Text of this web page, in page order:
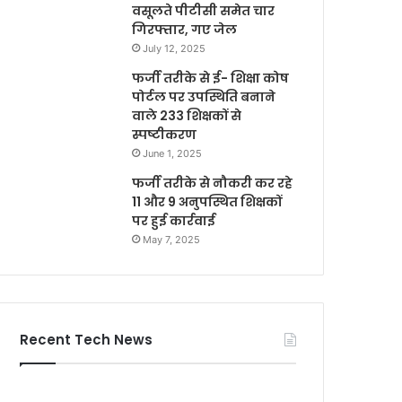
वसूलते पीटीसी समेत चार
गिरफ्तार, गए जेल
July 12, 2025
फर्जी तरीके से ई- शिक्षा कोष
पोर्टल पर उपस्थिति बनाने
वाले 233 शिक्षकों से
स्पष्टीकरण
June 1, 2025
फर्जी तरीके से नौकरी कर रहे
11 और 9 अनुपस्थित शिक्षकों
पर हुई कार्रवाई
May 7, 2025
Recent Tech News